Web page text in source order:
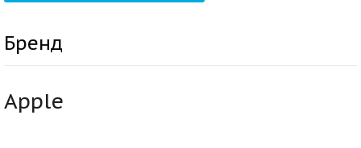
Бренд
Apple